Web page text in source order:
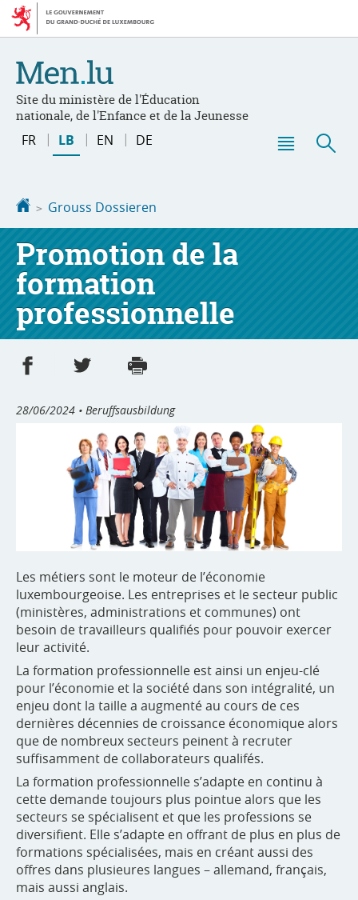
Bei
den
Aller
au
Site du ministère de l'Éducation
nationale, de l'Enfance et de la Jeunesse
Changer
FR LB EN DE
Startsäit
Grouss Dossieren
Promotion de la
formation
professionnelle
Partager sur Facebook
Partager sur Twitter
28/06/2024 • Beruffsausbildung
Les métiers sont le moteur de l’économie
luxembourgeoise. Les entreprises et le secteur public
(ministères, administrations et communes) ont
besoin de travailleurs qualifiés pour pouvoir exercer
leur activité.
La formation professionnelle est ainsi un enjeu-clé
pour l’économie et la société dans son intégralité, un
enjeu dont la taille a augmenté au cours de ces
dernières décennies de croissance économique alors
que de nombreux secteurs peinent à recruter
suffisamment de collaborateurs qualifés.
La formation professionnelle s’adapte en continu à
cette demande toujours plus pointue alors que les
secteurs se spécialisent et que les professions se
diversifient. Elle s’adapte en offrant de plus en plus de
formations spécialisées, mais en créant aussi des
offres dans plusieures langues – allemand, français,
mais aussi anglais.